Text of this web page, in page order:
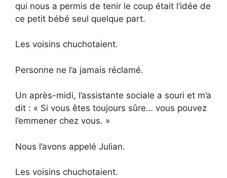
qui nous a permis de tenir le coup était l’idée de
ce petit bébé seul quelque part.
Les voisins chuchotaient.
Personne ne l’a jamais réclamé.
Un après-midi, l’assistante sociale a souri et m’a
dit : « Si vous êtes toujours sûre… vous pouvez
l’emmener chez vous. »
Nous l’avons appelé Julian.
Les voisins chuchotaient.